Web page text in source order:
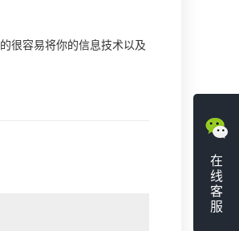
很容易将你的信息技术以及
在
线
客
服